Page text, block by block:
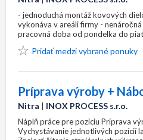
- jednoduchá montáž kovových
vykonáva v areáli firmy -
pracovná doba od pondelka do
Pridať medzi vybrané ponuky
Príprava výroby +
Nitra | INOX PROCESS s.r.o.
Náplň práce pre pozíciu Príprava
Vychystávanie jednotlivých pozícií